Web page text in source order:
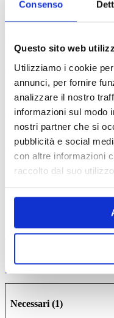
Consenso
Questo sito web
Utilizziamo i cookie
annunci, per fornire
analizzare il nostro
informazioni sul modo
nostri partner che si
pubblicità e social
con altre informazioni
raccolto dal suo
permesso.
Questo sito utilizza diversi
collocati da servizi di terzi
consenso dalla
Scopra di più su chi siamo,
dati personali nella nostra
Specifica l’ID del tuo
Il tuo consenso si applica
Il tuo stato attuale: Rifiuta.
Modifica consenso
Necessari (1)